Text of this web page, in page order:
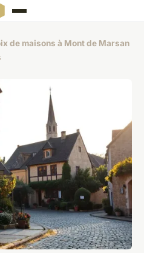
de maisons à Mont de Marsan